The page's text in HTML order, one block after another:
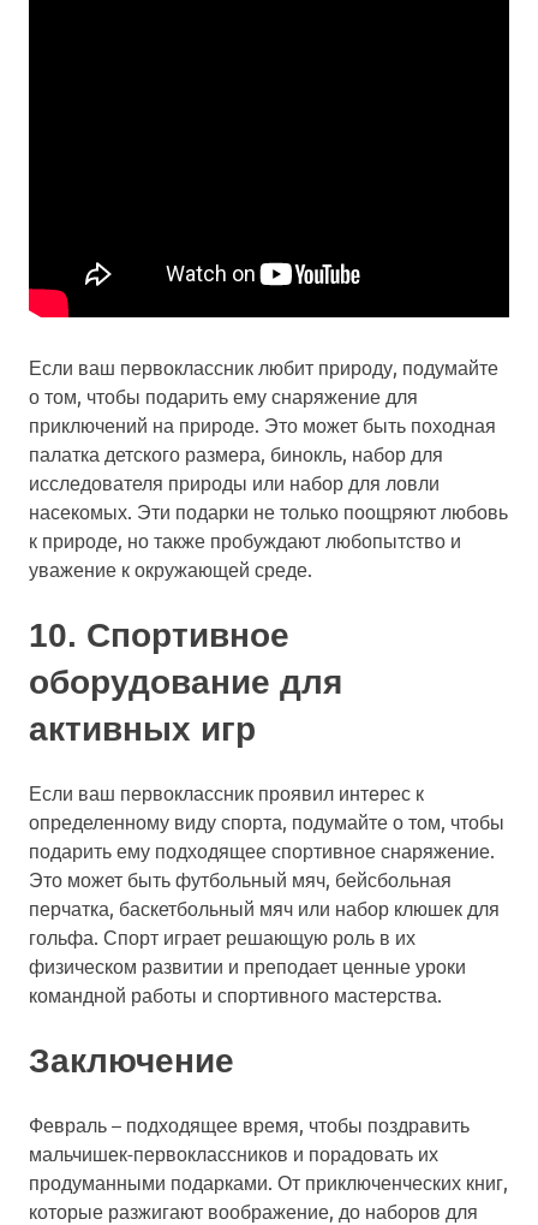
Если ваш первоклассник любит природу, подумайте
о том, чтобы подарить ему снаряжение для
приключений на природе. Это может быть походная
палатка детского размера, бинокль, набор для
исследователя природы или набор для ловли
насекомых. Эти подарки не только поощряют любовь
к природе, но также пробуждают любопытство и
уважение к окружающей среде.
10. Спортивное
оборудование для
активных игр
Если ваш первоклассник проявил интерес к
определенному виду спорта, подумайте о том, чтобы
подарить ему подходящее спортивное снаряжение.
Это может быть футбольный мяч, бейсбольная
перчатка, баскетбольный мяч или набор клюшек для
гольфа. Спорт играет решающую роль в их
физическом развитии и преподает ценные уроки
командной работы и спортивного мастерства.
Заключение
Февраль – подходящее время, чтобы поздравить
мальчишек-первоклассников и порадовать их
продуманными подарками. От приключенческих книг,
которые разжигают воображение, до наборов для